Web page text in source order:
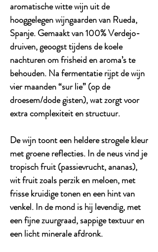
aromatische witte wijn uit de
hooggelegen wijngaarden van Rueda,
Spanje. Gemaakt van 100% Verdejo-
druiven, geoogst tijdens de koele
nachturen om frisheid en aroma’s te
behouden. Na fermentatie rijpt de wijn
vier maanden “sur lie” (op de
droesem/dode gisten), wat zorgt voor
extra complexiteit en structuur.
De wijn toont een heldere strogele kleur
met groene reflecties. In de neus vind je
tropisch fruit (passievrucht, ananas),
wit fruit zoals perzik en meloen, met
frisse kruidige tonen en een hint van
venkel. In de mond is hij levendig, met
een fijne zuurgraad, sappige textuur en
een licht minerale afdronk.